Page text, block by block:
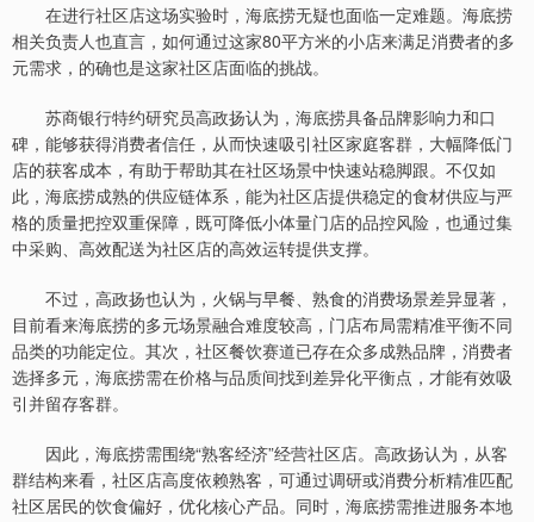
在进行社区店这场实验时，海底捞无疑也面临一定难题。海底捞
相关负责人也直言，如何通过这家80平方米的小店来满足消费者的多
元需求，的确也是这家社区店面临的挑战。
苏商银行特约研究员高政扬认为，海底捞具备品牌影响力和口
碑，能够获得消费者信任，从而快速吸引社区家庭客群，大幅降低门
店的获客成本，有助于帮助其在社区场景中快速站稳脚跟。不仅如
此，海底捞成熟的供应链体系，能为社区店提供稳定的食材供应与严
格的质量把控双重保障，既可降低小体量门店的品控风险，也通过集
中采购、高效配送为社区店的高效运转提供支撑。
不过，高政扬也认为，火锅与早餐、熟食的消费场景差异显著，
目前看来海底捞的多元场景融合难度较高，门店布局需精准平衡不同
品类的功能定位。其次，社区餐饮赛道已存在众多成熟品牌，消费者
选择多元，海底捞需在价格与品质间找到差异化平衡点，才能有效吸
引并留存客群。
因此，海底捞需围绕“熟客经济”经营社区店。高政扬认为，从客
群结构来看，社区店高度依赖熟客，可通过调研或消费分析精准匹配
社区居民的饮食偏好，优化核心产品。同时，海底捞需推进服务本地